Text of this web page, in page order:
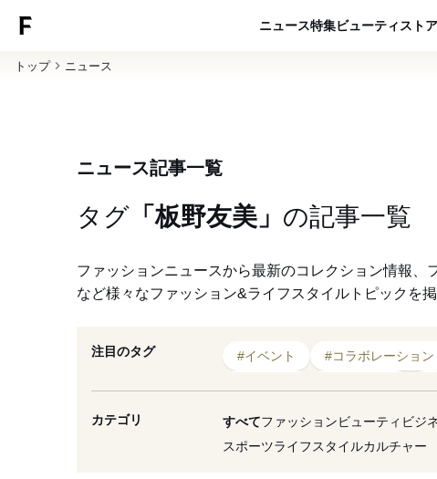
ニュース特集ビューティ ストア
トップ ニュース
ニュース記事一覧
タグ 「板野友美」 の記事一覧
ファッションニュースから最新のコレクション情報
など様々なファッション&ライフスタイルトピックを掲
注目のタグ #イベント #コラボレーション
#北村匠海
#芸能人
カテゴリ すべてファッションビューティ ビジ
スポーツライフスタイルカルチャー